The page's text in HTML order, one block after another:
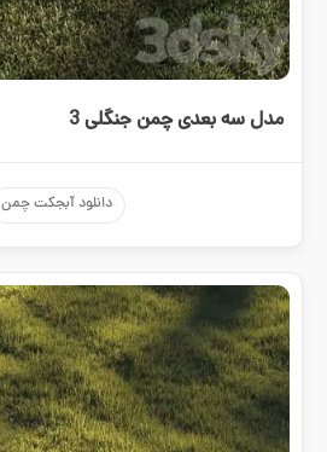
مدل سه بعدی چمن جنگلی 3
دانلود آبجکت چمن